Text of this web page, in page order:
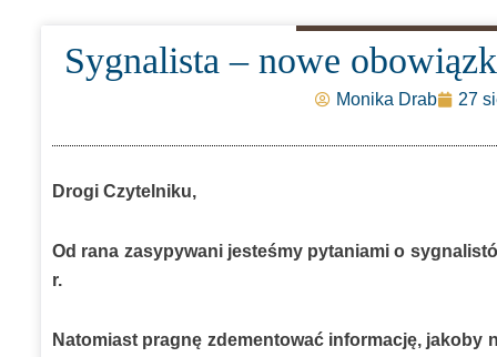
Sygnalista – nowe
Monika Drab 27
Drogi Czytelniku,
Od rana zasypywani jesteśmy pytaniami o
r.
Natomiast pragnę zdementować informację, jakoby